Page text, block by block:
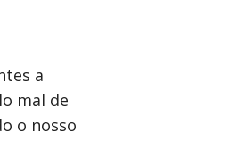
a
mal de
o nosso